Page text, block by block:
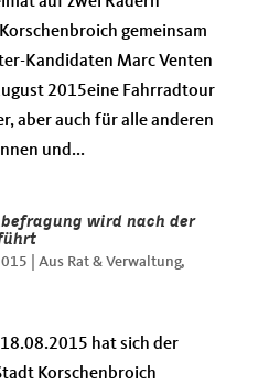
gemeinsam
Kandidaten Marc Venten
2015eine Fahrradtour
aber auch für alle anderen
und...
wird nach der
Aus Rat & Verwaltung,
hat sich der
Korschenbroich